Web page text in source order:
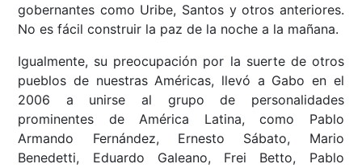
gobernantes como Uribe, Santos y otros anteriores.
No es fácil construir la paz de la noche a la mañana.
Igualmente, su preocupación por la suerte de otros
pueblos de nuestras Américas, llevó a Gabo en el
2006 a unirse al grupo de personalidades
prominentes de América Latina, como Pablo
Armando Fernández, Ernesto Sábato, Mario
Benedetti, Eduardo Galeano, Frei Betto, Pablo